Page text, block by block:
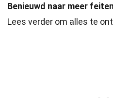
Benieuwd naar meer
Lees verder om alles te